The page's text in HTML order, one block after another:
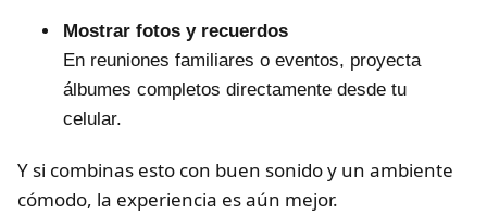
Mostrar fotos y recuerdos
En reuniones familiares o eventos, proyecta
álbumes completos directamente desde tu
celular.
Y si combinas esto con buen sonido y un ambiente
cómodo, la experiencia es aún mejor.